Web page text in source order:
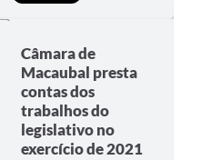
Câmara de
Macaubal presta
contas dos
trabalhos do
legislativo no
exercício de 2021